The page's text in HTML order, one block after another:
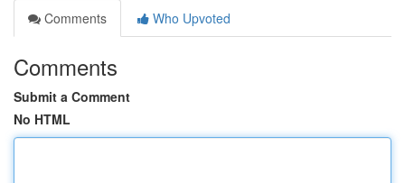
Comments
Who Upvoted
Comments
Submit a Comment
No HTML